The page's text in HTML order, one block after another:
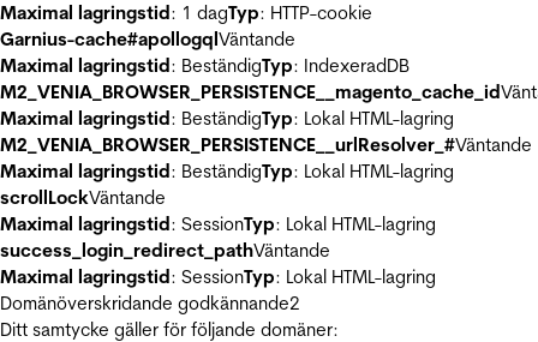
Maximal lagringstid: 1 dagTyp: HTTP-cookie
Garnius-cache#apollogqlVäntande
Maximal lagringstid: BeständigTyp: IndexeradDB
M2_VENIA_BROWSER_PERSISTENCE__magento_cache_id
Maximal lagringstid: BeständigTyp: Lokal HTML-lagring
M2_VENIA_BROWSER_PERSISTENCE__urlResolver_#Väntande
Maximal lagringstid: BeständigTyp: Lokal HTML-lagring
scrollLockVäntande
Maximal lagringstid: SessionTyp: Lokal HTML-lagring
success_login_redirect_pathVäntande
Maximal lagringstid: SessionTyp: Lokal HTML-lagring
Domänöverskridande godkännande2
Ditt samtycke gäller för följande domäner: